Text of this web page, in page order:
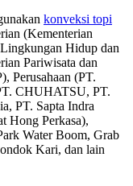
konveksi topi
(Kementerian
Hidup dan
Pariwisata dan
Perusahaan (PT.
CHUHATSU, PT.
PT. Sapta Indra
Hong Perkasa),
Water Boom, Grab
Kari, dan lain